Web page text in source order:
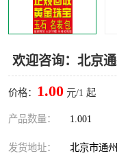
欢迎咨询：北京
价格： 1.00 元/1 起
产品数量： 1.001
发货地址： 北京市通